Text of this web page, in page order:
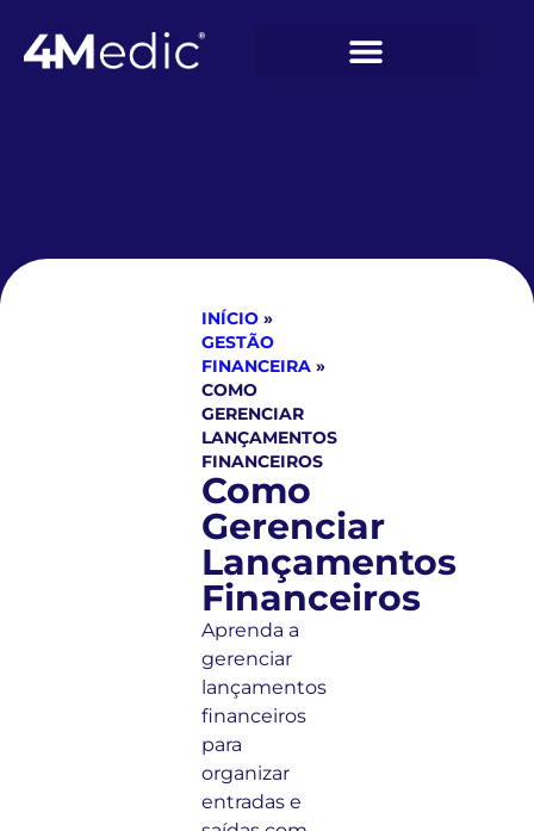
INÍCIO »
GESTÃO
FINANCEIRA »
COMO
GERENCIAR
LANÇAMENTOS
FINANCEIROS
Como
Gerenciar
Lançamentos
Financeiros
Aprenda a
gerenciar
lançamentos
financeiros
para
organizar
entradas e